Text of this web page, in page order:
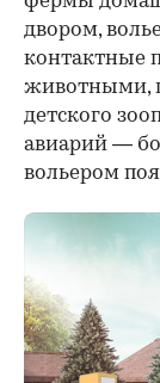
двором,
контактные
животными,
детского
авиарий —
вольером